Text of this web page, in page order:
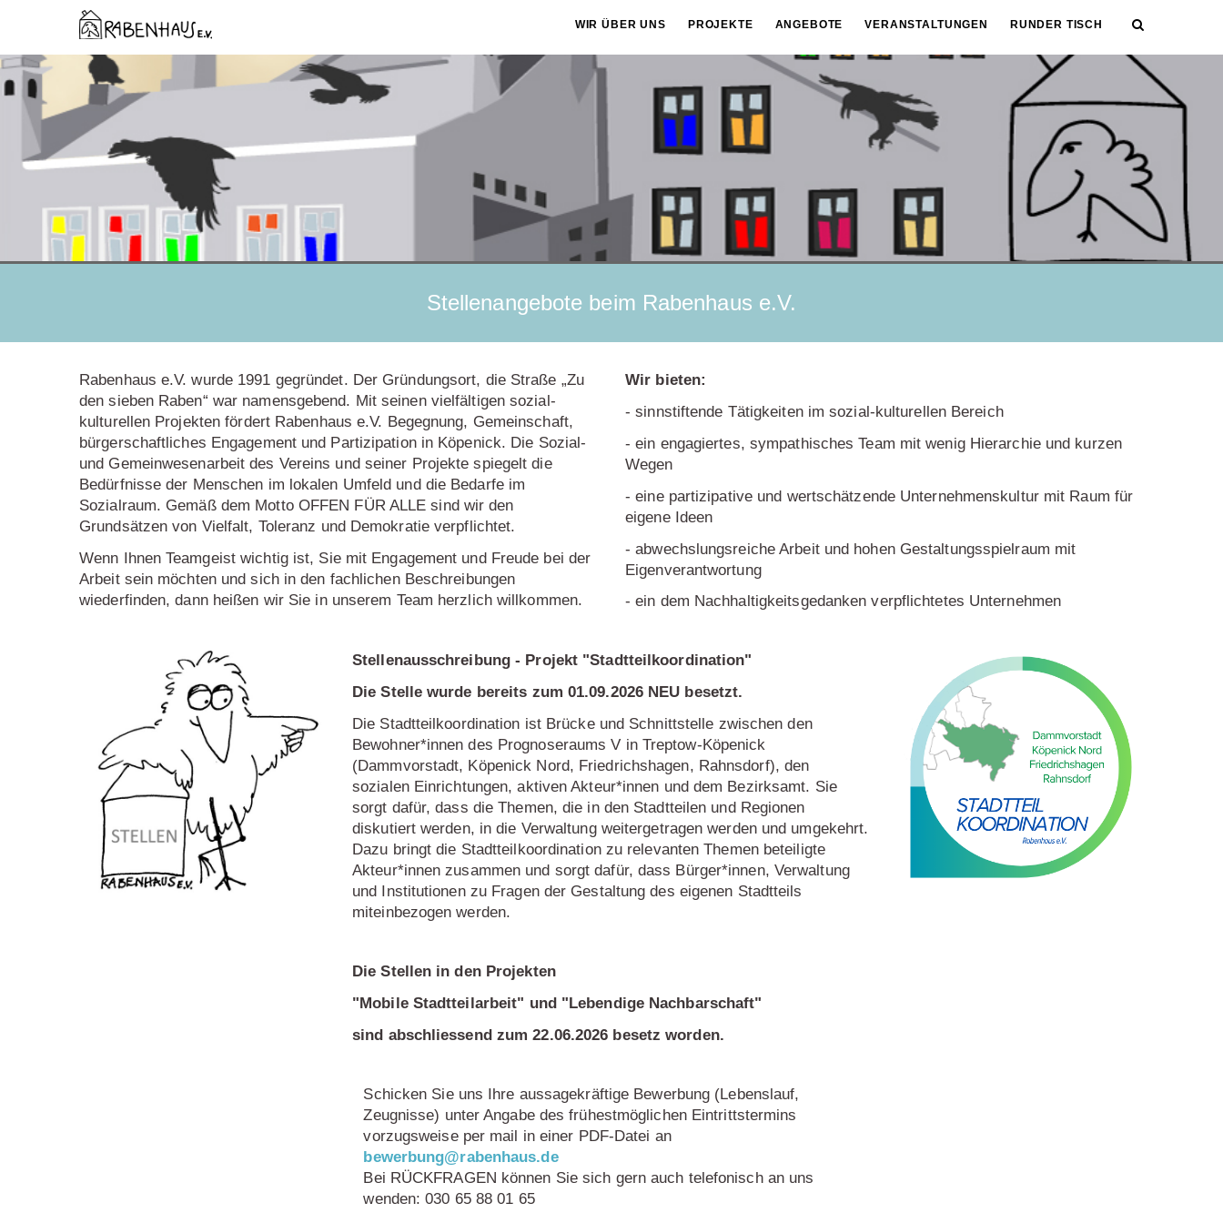
WIR ÜBER UNS PROJEKTE ANGEBOTE VERANSTALTUNGEN RUNDER TISCH
Stellenangebote beim Rabenhaus e.V.
Rabenhaus e.V. wurde 1991 gegründet. Der Gründungsort, die Straße „Zu
den sieben Raben“ war namensgebend. Mit seinen vielfältigen sozial-
kulturellen Projekten fördert Rabenhaus e.V. Begegnung, Gemeinschaft,
bürgerschaftliches Engagement und Partizipation in Köpenick. Die Sozial-
und Gemeinwesenarbeit des Vereins und seiner Projekte spiegelt die
Bedürfnisse der Menschen im lokalen Umfeld und die Bedarfe im
Sozialraum. Gemäß dem Motto OFFEN FÜR ALLE sind wir den
Grundsätzen von Vielfalt, Toleranz und Demokratie verpflichtet.
Wenn Ihnen Teamgeist wichtig ist, Sie mit Engagement und Freude bei der
Arbeit sein möchten und sich in den fachlichen Beschreibungen
wiederfinden, dann heißen wir Sie in unserem Team herzlich willkommen.
Wir bieten:
- sinnstiftende Tätigkeiten im sozial-kulturellen Bereich
- ein engagiertes, sympathisches Team mit wenig Hierarchie und kurzen
Wegen
- eine partizipative und wertschätzende Unternehmenskultur mit Raum für
eigene Ideen
- abwechslungsreiche Arbeit und hohen Gestaltungsspielraum mit
Eigenverantwortung
- ein dem Nachhaltigkeitsgedanken verpflichtetes Unternehmen
Stellenausschreibung - Projekt "Stadtteilkoordination"
Die Stelle wurde bereits zum 01.09.2026 NEU besetzt.
Die Stadtteilkoordination ist Brücke und Schnittstelle zwischen den
Bewohner*innen des Prognoseraums V in Treptow-Köpenick
(Dammvorstadt, Köpenick Nord, Friedrichshagen, Rahnsdorf), den
sozialen Einrichtungen, aktiven Akteur*innen und dem Bezirksamt. Sie
sorgt dafür, dass die Themen, die in den Stadtteilen und Regionen
diskutiert werden, in die Verwaltung weitergetragen werden und umgekehrt.
Dazu bringt die Stadtteilkoordination zu relevanten Themen beteiligte
Akteur*innen zusammen und sorgt dafür, dass Bürger*innen, Verwaltung
und Institutionen zu Fragen der Gestaltung des eigenen Stadtteils
miteinbezogen werden.
Die Stellen in den Projekten
"Mobile Stadtteilarbeit" und "Lebendige Nachbarschaft"
sind abschliessend zum 22.06.2026 besetz worden.
Schicken Sie uns Ihre aussagekräftige Bewerbung (Lebenslauf,
Zeugnisse) unter Angabe des frühestmöglichen Eintrittstermins
vorzugsweise per mail in einer PDF-Datei an
bewerbung@rabenhaus.de
Bei RÜCKFRAGEN können Sie sich gern auch telefonisch an uns
wenden: 030 65 88 01 65